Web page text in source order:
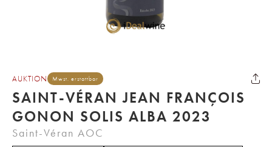
AUKTION Mwst. erstattbar
SAINT-VÉRAN JEAN FRANÇOIS
GONON SOLIS ALBA 2023
Saint-Véran AOC